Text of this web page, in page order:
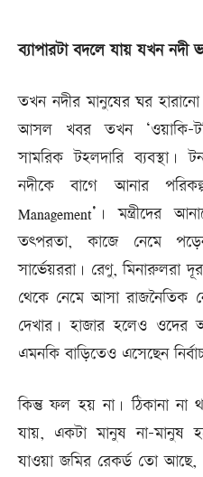
ব্যাপারটা বদলে যায় যখন নদী
তখন নদীর মানুষের ঘর
আসল খবর তখন ‘ওয়াকি-
সামরিক টহলদারি
নদীকে বাগে আনার
Management’। মন্ত্রীদের
তৎপরতা, কাজে নেমে
সার্ভেয়ররা। রেণু, মিনারুলরা
থেকে নেমে আসা রাজনৈতিক
দেখার। হাজার হলেও ওদের
এমনকি বাড়িতেও এসেছেন
কিন্তু ফল হয় না। ঠিকানা না
যায়, একটা মানুষ না-মানুষ
যাওয়া জমির রেকর্ড তো